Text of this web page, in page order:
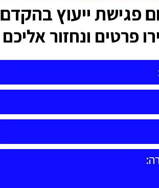
פגישת ייעוץ בהקדם
פרטים ונחזור אליכם